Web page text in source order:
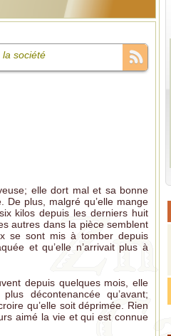
société
elle dort mal et sa bonne
De plus, malgré qu’elle mange
kilos depuis les derniers huit
autres dans la pièce semblent
se sont mis à tomber depuis
et qu’elle n’arrivait plus à
depuis quelques mois, elle
décontenancée qu’avant;
qu’elle soit déprimée. Rien
aimé la vie et qui est connue